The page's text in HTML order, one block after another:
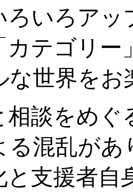
ろいろア
カテゴリー
な世界を
相談をめ
る混乱があ
と支援者